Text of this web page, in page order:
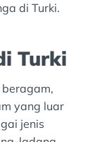
di Turki.
Turki
yang luar
jenis